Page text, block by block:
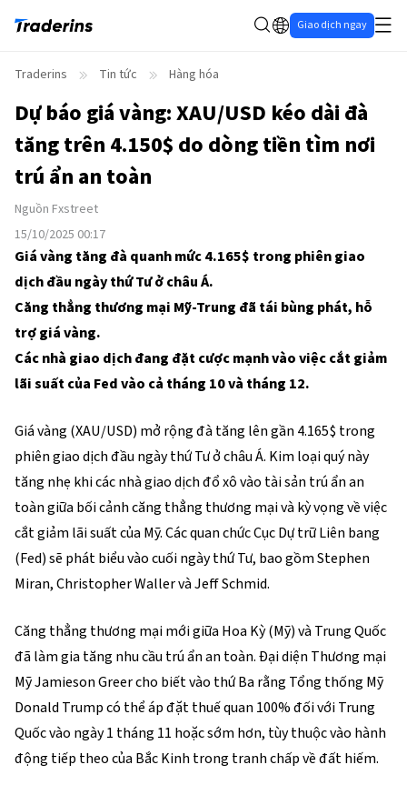
Giao dịch ngay
Traderins Tin tức Hàng hóa
Dự báo giá vàng: XAU/USD kéo dài đà
tăng trên 4.150$ do dòng tiền tìm nơi
trú ẩn an toàn
Nguồn Fxstreet
15/10/2025 00:17
Giá vàng tăng đà quanh mức 4.165$ trong phiên giao
dịch đầu ngày thứ Tư ở châu Á.
Căng thẳng thương mại Mỹ-Trung đã tái bùng phát, hỗ
trợ giá vàng.
Các nhà giao dịch đang đặt cược mạnh vào việc cắt giảm
lãi suất của Fed vào cả tháng 10 và tháng 12.
Giá vàng (XAU/USD) mở rộng đà tăng lên gần 4.165$ trong
phiên giao dịch đầu ngày thứ Tư ở châu Á. Kim loại quý này
tăng nhẹ khi các nhà giao dịch đổ xô vào tài sản trú ẩn an
toàn giữa bối cảnh căng thẳng thương mại và kỳ vọng về việc
cắt giảm lãi suất của Mỹ. Các quan chức Cục Dự trữ Liên bang
(Fed) sẽ phát biểu vào cuối ngày thứ Tư, bao gồm Stephen
Miran, Christopher Waller và Jeff Schmid.
Căng thẳng thương mại mới giữa Hoa Kỳ (Mỹ) và Trung Quốc
đã làm gia tăng nhu cầu trú ẩn an toàn. Đại diện Thương mại
Mỹ Jamieson Greer cho biết vào thứ Ba rằng Tổng thống Mỹ
Donald Trump có thể áp đặt thuế quan 100% đối với Trung
Quốc vào ngày 1 tháng 11 hoặc sớm hơn, tùy thuộc vào hành
động tiếp theo của Bắc Kinh trong tranh chấp về đất hiếm.